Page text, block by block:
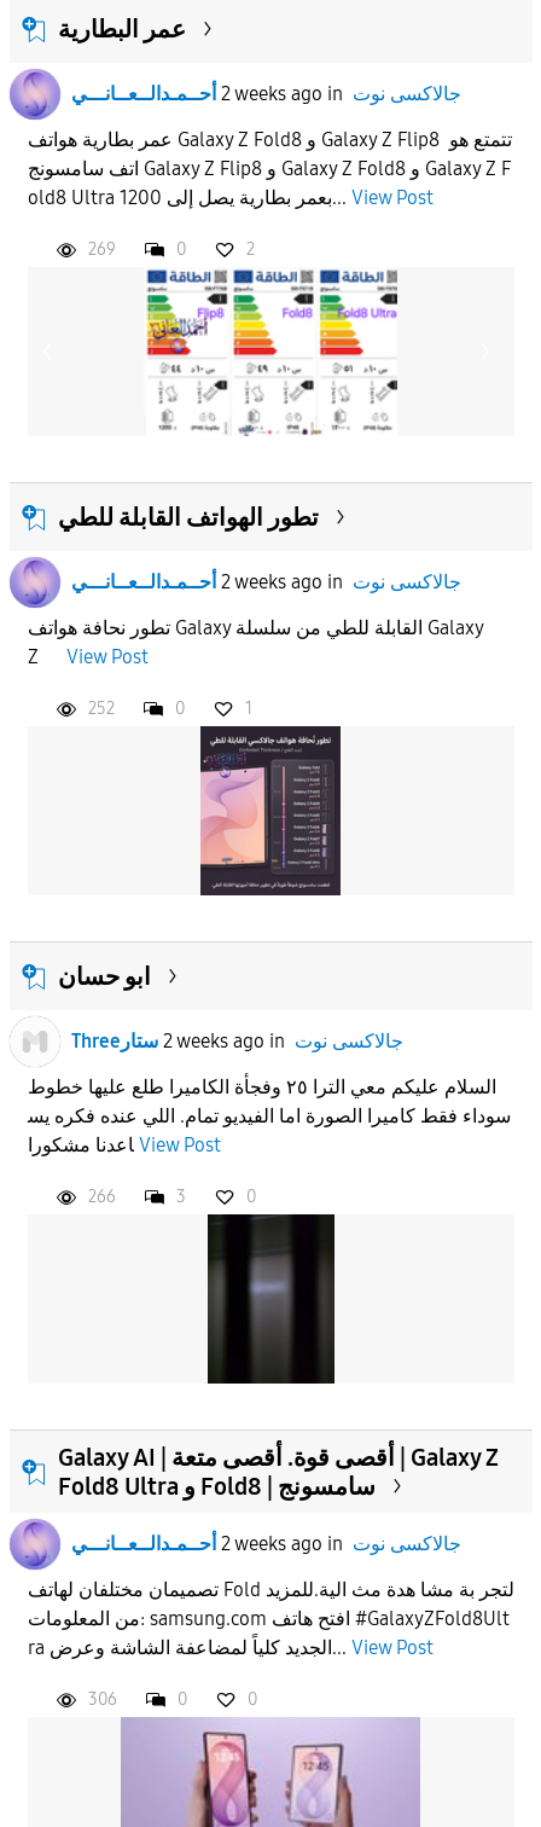
عمر البطارية
أحــمـدالــعــانـــي 2 weeks ago in جالاكسى نوت
عمر بطارية هواتف Galaxy Z Fold8 و Galaxy Z Flip8 تتمتع هو
اتف سامسونج Galaxy Z Flip8 و Galaxy Z Fold8 و Galaxy Z F
old8 Ultra بعمر بطارية يصل إلى 1200... View Post
269 0 2
تطور الهواتف القابلة للطي
أحــمـدالــعــانـــي 2 weeks ago in جالاكسى نوت
تطور نحافة هواتف Galaxy القابلة للطي من سلسلة Galaxy
Z View Post
252 0 1
ابو حسان
Threeستار 2 weeks ago in جالاكسى نوت
السلام عليكم معي الترا ٢٥ وفجأة الكاميرا طلع عليها خطوط
سوداء فقط كاميرا الصورة اما الفيديو تمام. اللي عنده فكره يس
اعدنا مشكورا View Post
266 3 0
Galaxy AI | أقصى قوة. أقصى متعة | Galaxy Z
Fold8 Ultra و Fold8 | سامسونج
أحــمـدالــعــانـــي 2 weeks ago in جالاكسى نوت
تصميمان مختلفان لهاتف Fold لتجر بة مشا هدة مث الية.للمزيد
من المعلومات: samsung.com افتح هاتف #GalaxyZFold8Ult
ra الجديد كلياً لمضاعفة الشاشة وعرض... View Post
306 0 0